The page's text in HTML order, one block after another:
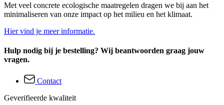
Met veel concrete ecologische maatregelen dragen we bij aan het
minimaliseren van onze impact op het milieu en het klimaat.
Hier vind je meer informatie.
Hulp nodig bij je bestelling? Wij beantwoorden graag jouw
vragen.
Contact
Geverifieerde kwaliteit